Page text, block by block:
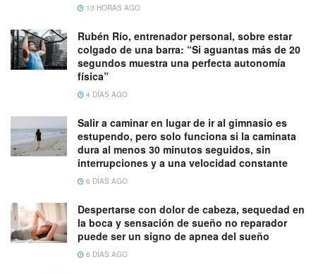
10 HORAS AGO
Rubén Río, entrenador personal, sobre estar
colgado de una barra: “Si aguantas más de 20
segundos muestra una perfecta autonomía
física”
4 DÍAS AGO
Salir a caminar en lugar de ir al gimnasio es
estupendo, pero solo funciona si la caminata
dura al menos 30 minutos seguidos, sin
interrupciones y a una velocidad constante
6 DÍAS AGO
Despertarse con dolor de cabeza, sequedad en
la boca y sensación de sueño no reparador
puede ser un signo de apnea del sueño
6 DÍAS AGO